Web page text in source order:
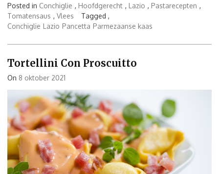
alla
Amatriciana”
Posted in Conchiglie , Hoofdgerecht , Lazio , Pastarecepten ,
Tomatensaus , Vlees
Tagged ,
Conchiglie Lazio Pancetta Parmezaanse kaas
Tortellini Con Proscuitto
On 8 oktober 2021